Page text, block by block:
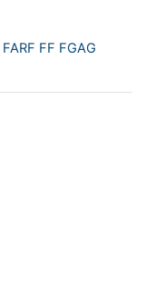
FARF FF FGAG